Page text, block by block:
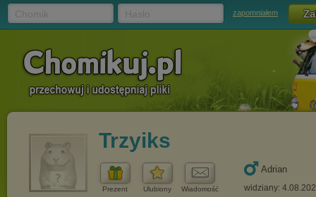
zapomniałem
Trzyiks
Prezent Ulubiony Wiadomość
Adrian
widziany: